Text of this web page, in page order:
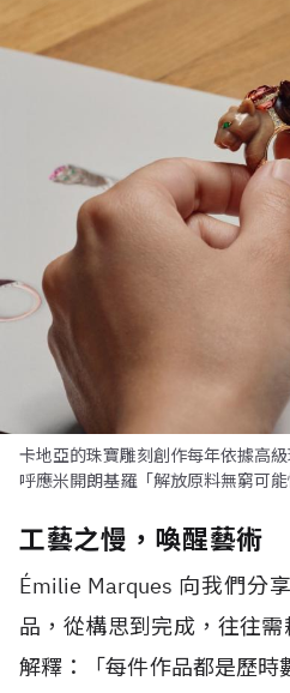
卡地亞的珠寶雕刻創作每年依據高
呼應米開朗基羅「解放原料無窮可
工藝之慢，喚醒藝術
Émilie Marques 向我們分
品，從構思到完成，往往
解釋：「每件作品都是歷時